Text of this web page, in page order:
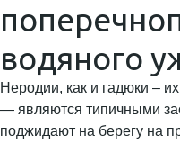
водяного
Неродии, как и гадюки –
— являются типичными
поджидают на берегу на